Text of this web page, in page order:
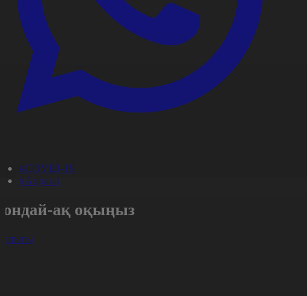
#COVID-19
#Aqparat
ақ оқыңыз